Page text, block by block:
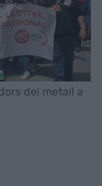
del metall a